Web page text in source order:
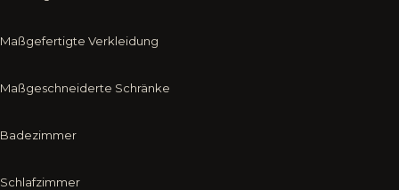
Maßgefertigte Verkleidung
Maßgeschneiderte Schränke
Badezimmer
Schlafzimmer